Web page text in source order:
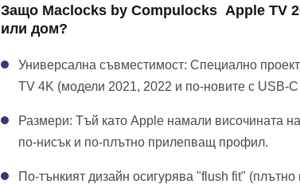
Защо Maclocks by Compulocks Apple TV
или дом?
Универсална съвместимост: Специално
TV 4K (модели 2021, 2022 и по-новите с USB-
Размери: Тъй като Apple намали височината
по-нисък и по-плътно прилепващ профил.
По-тънкият дизайн осигурява "flush fit"